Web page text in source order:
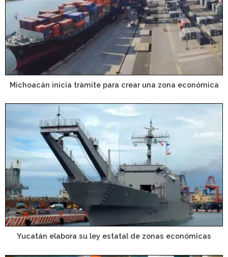
Michoacán inicia trámite para crear una zona económica
Yucatán elabora su ley estatal de zonas económicas